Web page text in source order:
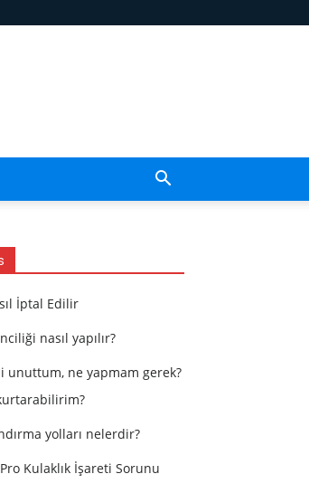
İptal Edilir
nasıl yapılır?
unuttum, ne yapmam gerek?
yolları nelerdir?
Kulaklık İşareti Sorunu